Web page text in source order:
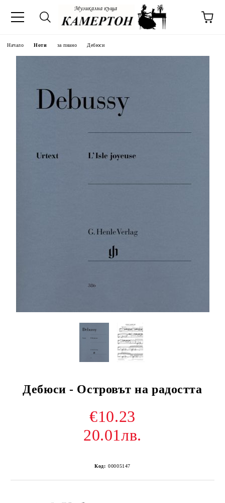
Начало Ноти за пиано Дебюси
Дебюси - Островът на радостта
€10.23
20.01лв.
Код: 00005147